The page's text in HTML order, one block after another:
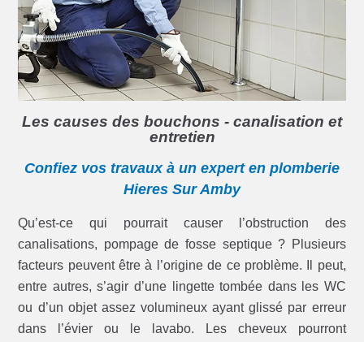
Les causes des bouchons - canalisation et
entretien
Confiez vos travaux à un expert en plomberie
Hieres Sur Amby
Qu’est-ce qui pourrait causer l’obstruction des
canalisations, pompage de fosse septique ? Plusieurs
facteurs peuvent être à l’origine de ce problème. Il peut,
entre autres, s’agir d’une lingette tombée dans les WC
ou d’un objet assez volumineux ayant glissé par erreur
dans l’évier ou le lavabo. Les cheveux pourront